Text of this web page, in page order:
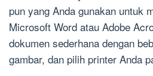
pun yang Anda gunakan untuk
Microsoft Word atau Adobe
dokumen sederhana dengan
gambar, dan pilih printer Anda